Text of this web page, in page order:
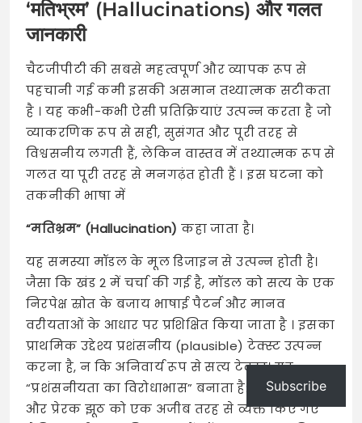
‘मतिभ्रम’ (Hallucinations) और गलत
जानकारी
चैटजीपीटी की सबसे महत्वपूर्ण और व्यापक रूप से
पहचानी गई कमी इसकी असमान तथ्यात्मक सटीकता
है । यह कभी-कभी ऐसी प्रतिक्रियाएं उत्पन्न करता है जो
व्याकरणिक रूप से सही, सुसंगत और पूरी तरह से
विश्वसनीय लगती हैं, लेकिन वास्तव में तथ्यात्मक रूप से
गलत या पूरी तरह से मनगढ़ंत होती हैं । इस घटना को
तकनीकी भाषा में
“मतिभ्रम” (Hallucination) कहा जाता है।
यह समस्या मॉडल के मूल डिजाइन से उत्पन्न होती है।
जैसा कि खंड 2 में चर्चा की गई है, मॉडल को सत्य के एक
निरपेक्ष स्रोत के बजाय भाषाई पैटर्न और मानव
वरीयताओं के आधार पर प्रशिक्षित किया जाता है । इसका
प्राथमिक उद्देश्य प्रशंसनीय (plausible) टेक्स्ट उत्पन्न
करना है, न कि अनिवार्य रूप से सत्य टेक्स्ट। यह
“प्रशंसनीयता का विरोधाभास” बनाता है: एक वाक्पटु
और प्रेरक झूठ को एक अजीब तरह से व्यक्त किए गए
Subscribe